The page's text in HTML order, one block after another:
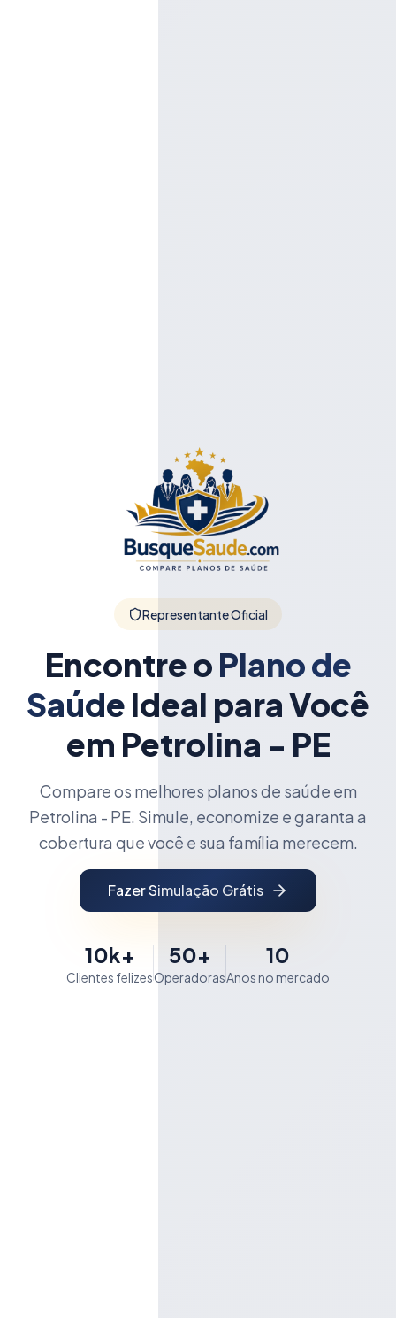
Representante Oficial
Encontre o Plano de
Saúde Ideal para Você
em Petrolina - PE
Compare os melhores planos de saúde em
Petrolina - PE. Simule, economize e garanta a
cobertura que você e sua família merecem.
Fazer Simulação Grátis
10k+
Clientes felizes
50+
Operadoras
10
Anos no mercado